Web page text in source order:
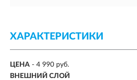
ХАРАКТЕРИСТИКИ
ЦЕНА - 4 990 руб.
ВНЕШНИЙ СЛОЙ